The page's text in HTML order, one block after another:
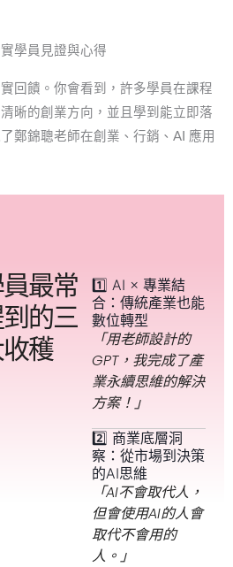
學員見證與心得
回饋。你會看到，許多學員在課程
晰的創業方向，並且學到能立即落
鄭錦聰老師在創業、行銷、AI 應用
最常
的三
穫
1️⃣ AI × 專業結
合：傳統產業也能
數位轉型
「用老師設計的
GPT，我完成了產
業永續思維的解決
方案！」
2️⃣ 商業底層洞
察：從市場到決策
的AI思維
「AI不會取代人，
但會使用AI的人會
取代不會用的
人。」